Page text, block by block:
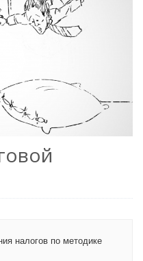
налогов по методике